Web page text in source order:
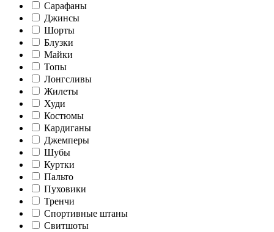
Сарафаны
Джинсы
Шорты
Блузки
Майки
Топы
Лонгсливы
Жилеты
Худи
Костюмы
Кардиганы
Джемперы
Шубы
Куртки
Пальто
Пуховики
Тренчи
Спортивные штаны
Свитшоты